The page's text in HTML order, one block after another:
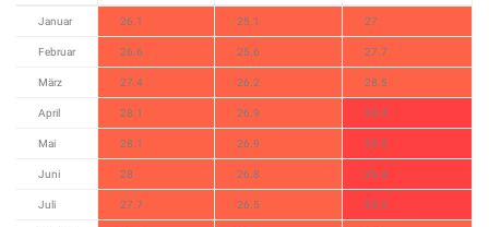
Januar 26.1 25.1 27
Februar 26.6 25.6 27.7
März 27.4 26.2 28.5
April 28.1 26.9 29.4
Mai 28.1 26.9 29.5
Juni 28 26.8 29.4
Juli 27.7 26.5 29.2